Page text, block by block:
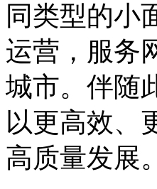
同类型的小
运营，服务
城市。伴随
以更高效、
高质量发展。